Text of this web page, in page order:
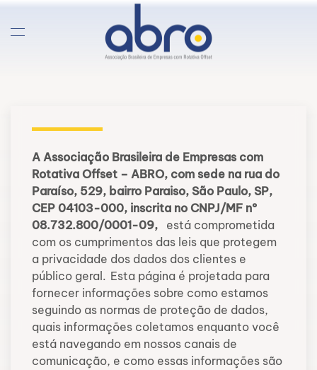
Skip to main content
A Associação Brasileira de Empresas com
Rotativa Offset – ABRO, com sede na rua do
Paraíso, 529, bairro Paraiso, São Paulo, SP,
CEP 04103-000, inscrita no CNPJ/MF nº
08.732.800/0001-09,
está comprometida
com os cumprimentos das leis que protegem
a privacidade dos dados dos clientes e
público geral. Esta página é projetada para
fornecer informações sobre como estamos
seguindo as normas de proteção de dados,
quais informações coletamos enquanto você
está navegando em nossos canais de
comunicação, e como essas informações são